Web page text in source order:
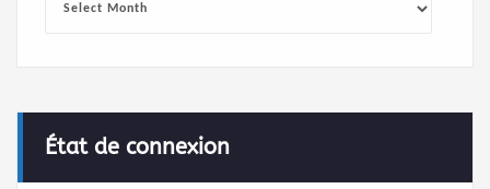
État de connexion